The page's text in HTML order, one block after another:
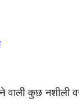
वाली कुछ नशीली